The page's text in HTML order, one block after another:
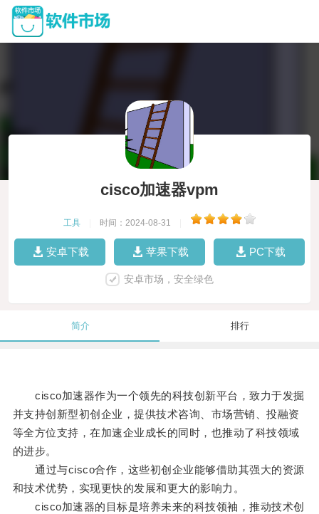
cisco加速器vpm
工具 时间：2024-08-31
安卓下载 苹果下载 PC下载
安卓市场，安全绿色
简介 排行
cisco加速器作为一个领先的科技创新平台，致力于发掘
并支持创新型初创企业，提供技术咨询、市场营销、投融资
等全方位支持，在加速企业成长的同时，也推动了科技领域
的进步。
通过与cisco合作，这些初创企业能够借助其强大的资源
和技术优势，实现更快的发展和更大的影响力。
cisco加速器的目标是培养未来的科技领袖，推动技术创